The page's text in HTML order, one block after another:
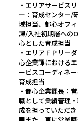
・エリアサービス
ー：育成センター/
域担当、都心オフ
課/入社初期層への
心とした育成担当
・エリアＦＰリー
心企業課における
ービスコーディネ
育成担当
・都心企業課長：
職として業績管理
成を担っていただ